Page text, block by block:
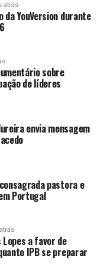
atrás
YouVersion durante
sobre
de líderes
envia mensagem
pastora e
Portugal
Lopes a favor de
IPB se preparar